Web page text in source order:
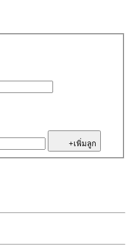
+เพิ่มลูก